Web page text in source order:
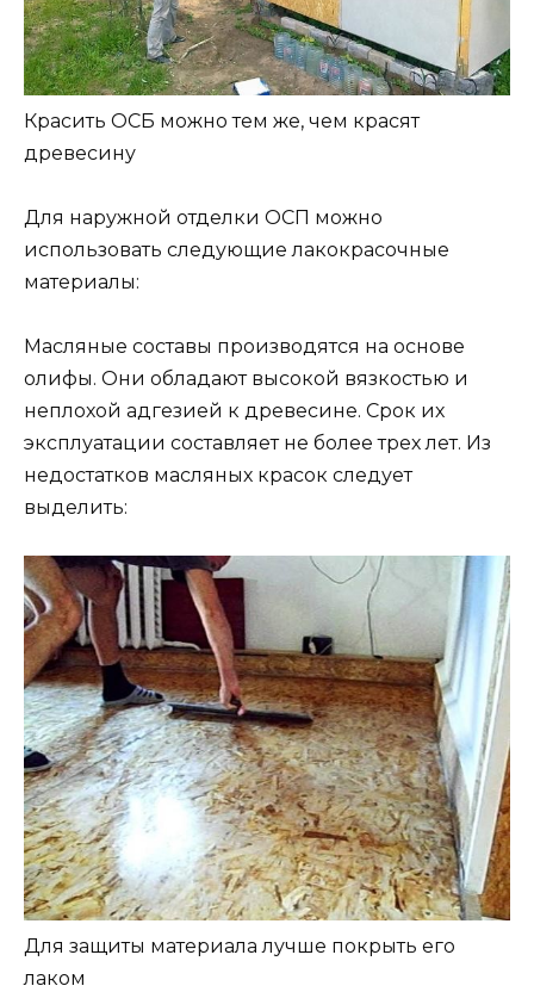
Красить ОСБ можно тем же, чем красят
древесину
Для наружной отделки ОСП можно
использовать следующие лакокрасочные
материалы:
Масляные составы производятся на основе
олифы. Они обладают высокой вязкостью и
неплохой адгезией к древесине. Срок их
эксплуатации составляет не более трех лет. Из
недостатков масляных красок следует
выделить:
Для защиты материала лучше покрыть его
лаком